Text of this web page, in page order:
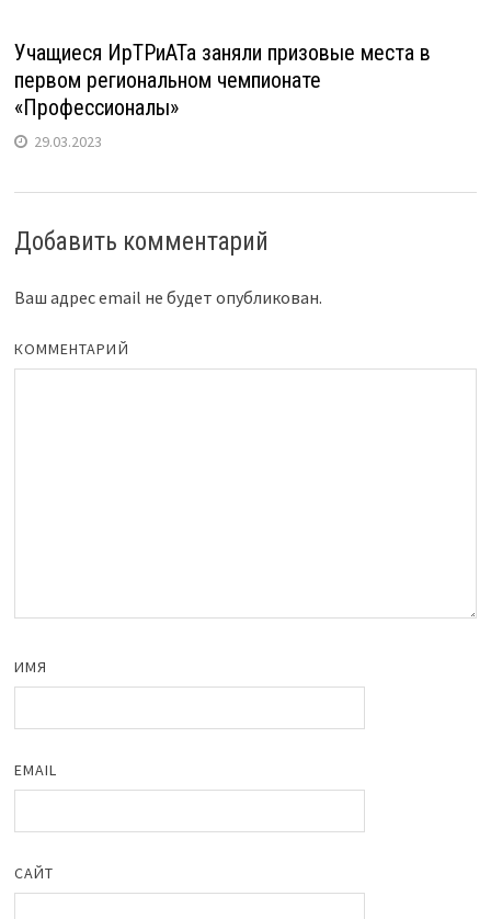
Учащиеся ИрТРиАТа заняли призовые места в
первом региональном чемпионате
«Профессионалы»
29.03.2023
Добавить комментарий
Ваш адрес email не будет опубликован.
КОММЕНТАРИЙ
ИМЯ
EMAIL
САЙТ